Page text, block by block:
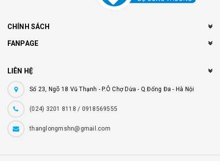
CHÍNH SÁCH
FANPAGE
LIÊN HỆ
Số 23, Ngõ 18 Vũ Thạnh - P.Ô Chợ Dừa - Q.Đống Đa - Hà Nội
(024) 3201 8118 / 0918569555
thanglongmshn@gmail.com